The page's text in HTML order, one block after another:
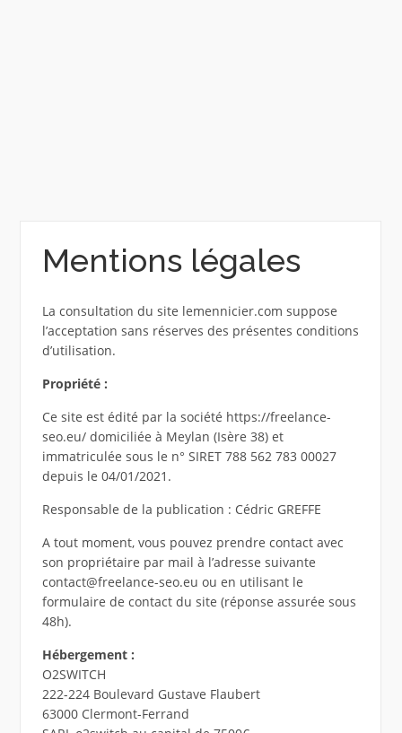
Mentions légales
La consultation du site lemennicier.com suppose
l’acceptation sans réserves des présentes conditions
d’utilisation.
Propriété :
Ce site est édité par la société https://freelance-
seo.eu/ domiciliée à Meylan (Isère 38) et
immatriculée sous le n° SIRET 788 562 783 00027
depuis le 04/01/2021.
Responsable de la publication : Cédric GREFFE
A tout moment, vous pouvez prendre contact avec
son propriétaire par mail à l’adresse suivante
contact@freelance-seo.eu ou en utilisant le
formulaire de contact du site (réponse assurée sous
48h).
Hébergement :
O2SWITCH
222-224 Boulevard Gustave Flaubert
63000 Clermont-Ferrand